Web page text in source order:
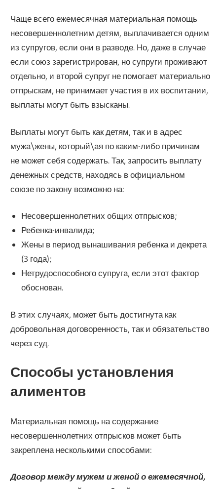
Чаще всего ежемесячная материальная помощь
несовершеннолетним детям, выплачивается одним
из супругов, если они в разводе. Но, даже в случае
если союз зарегистрирован, но супруги проживают
отдельно, и второй супруг не помогает материально
отпрыскам, не принимает участия в их воспитании,
выплаты могут быть взысканы.
Выплаты могут быть как детям, так и в адрес
мужа\жены, который\ая по каким-либо причинам
не может себя содержать. Так, запросить выплату
денежных средств, находясь в официальном
союзе по закону возможно на:
Несовершеннолетних общих отпрысков;
Ребенка-инвалида;
Жены в период вынашивания ребенка и декрета
(3 года);
Нетрудоспособного супруга, если этот фактор
обоснован.
В этих случаях, может быть достигнута как
добровольная договоренность, так и обязательство
через суд.
Способы установления
алиментов
Материальная помощь на содержание
несовершеннолетних отпрысков может быть
закреплена несколькими способами:
Договор между мужем и женой о ежемесячной,